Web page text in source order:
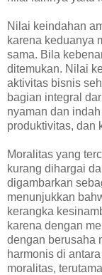
Nilai keindahan
karena keduanya
sama. Bila
ditemukan. Nilai
aktivitas bisnis
bagian integral
nyaman dan
produktivitas, dan
Moralitas yang
kurang dihargai
digambarkan
menunjukkan
kerangka
karena dengan
dengan berusaha
harmonis di
moralitas,